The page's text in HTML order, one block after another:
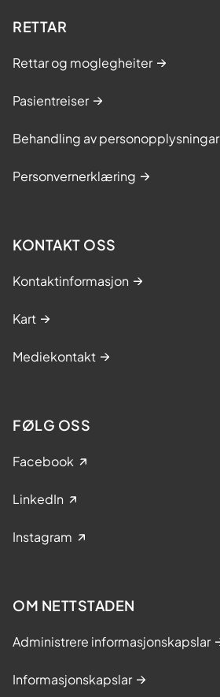
RETTAR
Rettar og moglegheiter
Pasientreiser
Behandling av personopplysningar
Personvernerklæring
KONTAKT OSS
Kontaktinformasjon
Kart
Mediekontakt
FØLG OSS
Facebook
LinkedIn
Instagram
OM NETTSTADEN
Administrere informasjonskapslar
Informasjonskapslar